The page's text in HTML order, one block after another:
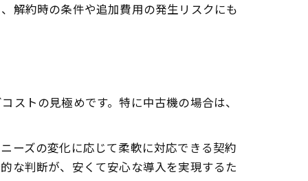
解約時の条件や追加費用の発生リスクにも
ストの見極めです。特に中古機の場合は、
ーズの変化に応じて柔軟に対応できる契約
な判断が、安くて安心な導入を実現するた